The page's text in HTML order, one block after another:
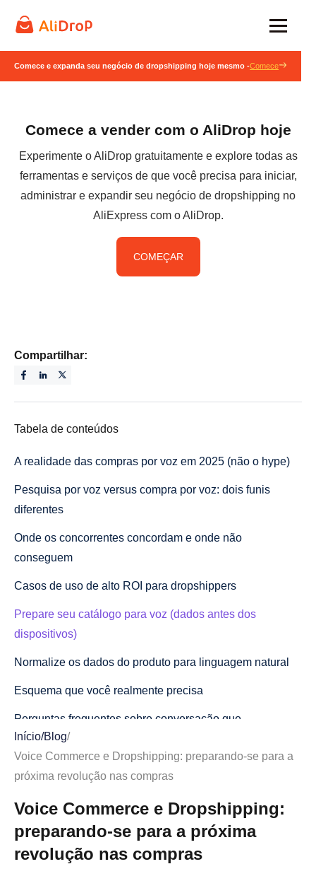
Comece e expanda seu negócio de dropshipping hoje mesmo -Comece
Comece a vender com o AliDrop hoje
Experimente o AliDrop gratuitamente e explore todas as
ferramentas e serviços de que você precisa para iniciar,
administrar e expandir seu negócio de dropshipping no
AliExpress com o AliDrop.
COMEÇAR
Compartilhar:
Tabela de conteúdos
A realidade das compras por voz em 2025 (não o hype)
Pesquisa por voz versus compra por voz: dois funis
diferentes
Onde os concorrentes concordam e onde não
conseguem
Casos de uso de alto ROI para dropshippers
Prepare seu catálogo para voz (dados antes dos
dispositivos)
Normalize os dados do produto para linguagem natural
Esquema que você realmente precisa
Perguntas frequentes sobre conversação que
correspondem à intenção falada
Clusters de intenções de destino, não apenas palavras-
chave
Início/Blog/
Voice Commerce e Dropshipping: preparando-se para a
próxima revolução nas compras
Voice Commerce e Dropshipping:
preparando-se para a próxima
revolução nas compras